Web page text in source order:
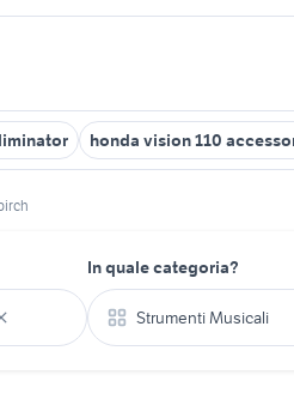
honda vision 110
In quale categoria?
Strumenti Musicali